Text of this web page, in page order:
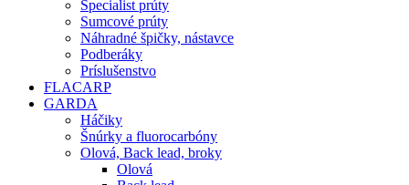
Specialist prúty
Sumcové prúty
Náhradné špičky, nástavce
Podberáky
Príslušenstvo
FLACARP
GARDA
Háčiky
Šnúrky a fluorocarbóny
Olová, Back lead, broky
Olová